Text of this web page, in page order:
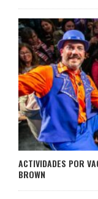
ACTIVIDADES POR
BROWN